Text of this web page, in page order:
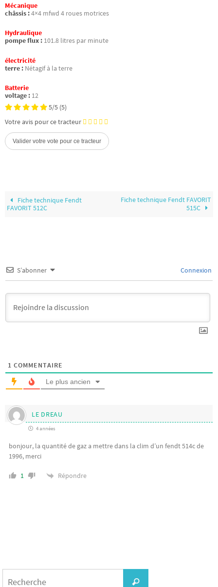
Mécanique
châssis :4×4 mfwd 4 roues motrices
Hydraulique
pompe flux : 101.8 litres par minute
électricité
terre : Nétagif à la terre
Batterie
voltage : 12
5/5 (5)
Votre avis pour ce tracteur
Fiche technique Fendt
FAVORIT 512C
Fiche technique Fendt FAVORIT
515C
S’abonner Connexion
1 COMMENTAIRE
Le plus ancien
LE DREAU
4 années
bonjour, la quantité de gaz a mettre dans la clim d’un fendt 514c de
1996, merci
1 Répondre
Recherche